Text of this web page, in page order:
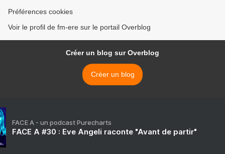
Préférences cookies
Voir le profil de fm-ere sur le portail Overblog
Créer un blog sur Overblog
Créer un blog
FACE A - un podcast Purecharts
FACE A #30 : Eve Angeli raconte "Avant de partir"